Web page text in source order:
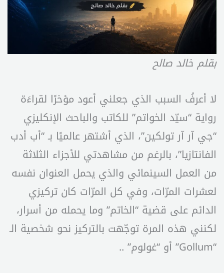
بقلم خالد صالح
لا أعرفُ السبب الذي جعلني أعود مؤخرًا لقراءَة
رواية “سيّد الخواتم” للكاتب والباحث الإنكليزي
“جي آر آر تولكين”، الذي أشتهر عالميًا بـ “أب أدب
الفانتازيا”، بالرغم من مشاهدتي للأجزاء الثلاثة
من العمل السينمائي والذي يحمل العنوان نفسه
لعشرات المرّات، وفي كل المرّات كان تركيزي
الدائم على قضية “الخاتم” وما يحمله من أسرار،
لكنني هذه المرة توجّهت بالتركيز نحو شخصية الـ
“Gollum” أو “غولوم” ..